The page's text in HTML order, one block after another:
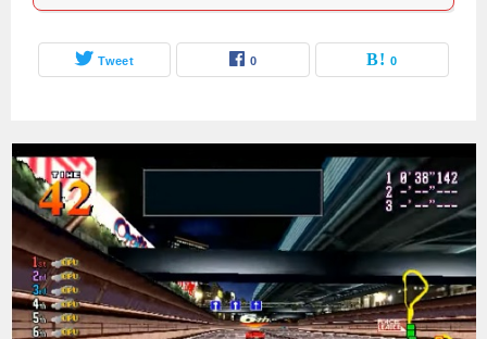
Tweet 0 0